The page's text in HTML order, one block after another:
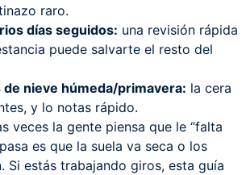
raro.
días seguidos: una revisión rápida
puede salvarte el resto del
de nieve húmeda/primavera: la cera
y lo notas rápido.
veces la gente piensa que le “falta
es que la suela va seca o los
Si estás trabajando giros, esta guía